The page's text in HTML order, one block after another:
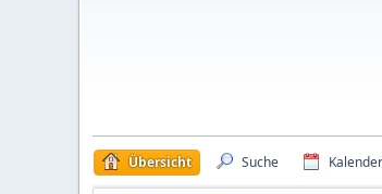
Übersicht Suche Kalender